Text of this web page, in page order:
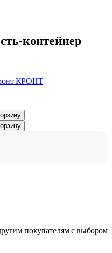
контейнер
КРОНТ
покупателям с выбором